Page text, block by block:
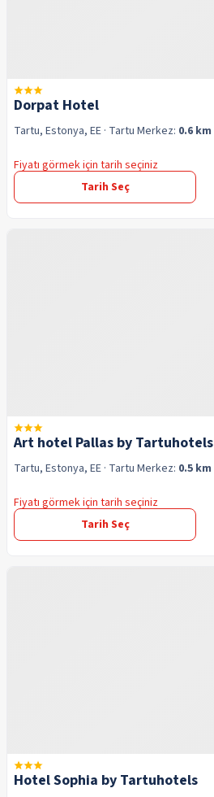
Dorpat Hotel
Tartu, Estonya, EE · Tartu Merkez: 0.6 km
Fiyatı görmek için tarih seçiniz
Tarih Seç
Art hotel Pallas by Tartuhotels
Tartu, Estonya, EE · Tartu Merkez: 0.5 km
Fiyatı görmek için tarih seçiniz
Tarih Seç
Hotel Sophia by Tartuhotels